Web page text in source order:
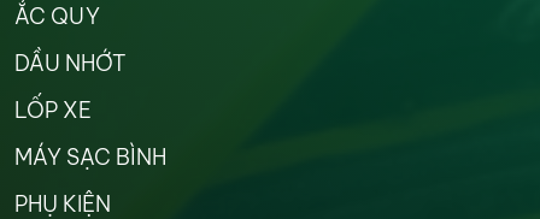
ẮC QUY
DẦU NHỚT
LỐP XE
MÁY SẠC BÌNH
PHỤ KIỆN